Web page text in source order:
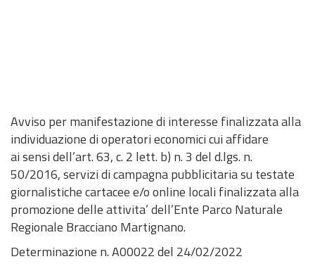
Avviso per manifestazione di interesse finalizzata alla
individuazione di operatori economici cui affidare
ai sensi dell’art. 63, c. 2 lett. b) n. 3 del d.lgs. n.
50/2016, servizi di campagna pubblicitaria su testate
giornalistiche cartacee e/o online locali finalizzata alla
promozione delle attivita’ dell’Ente Parco Naturale
Regionale Bracciano Martignano.
Determinazione n. A00022 del 24/02/2022